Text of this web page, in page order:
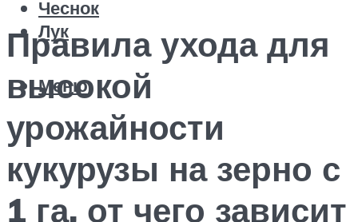
Чеснок
Лук
Меню
Правила ухода для
высокой
урожайности
кукурузы на зерно с
1 га, от чего зависит